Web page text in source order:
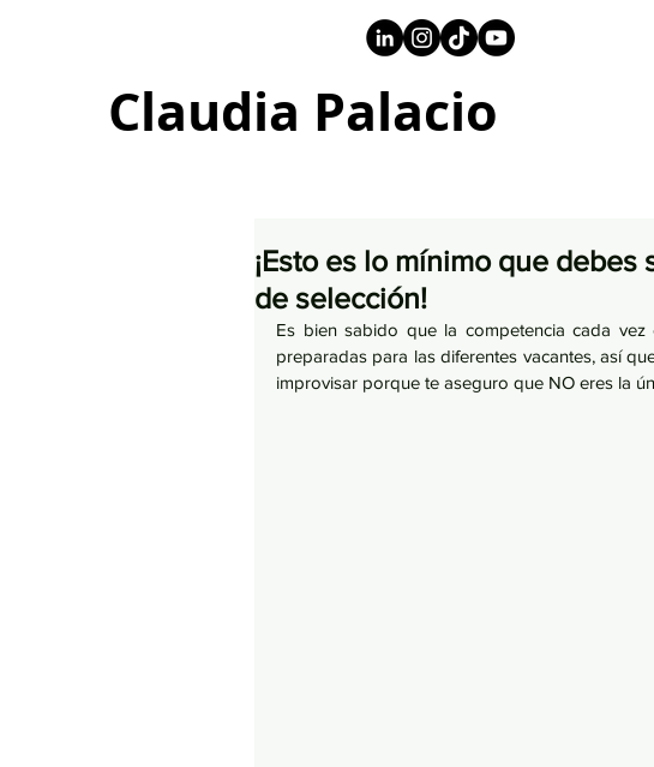
Claudia Palacio
¡Esto es lo mínimo que
de selección!
Es bien sabido que la competencia cada
preparadas para las diferentes vacantes, así
improvisar porque te aseguro que NO eres la